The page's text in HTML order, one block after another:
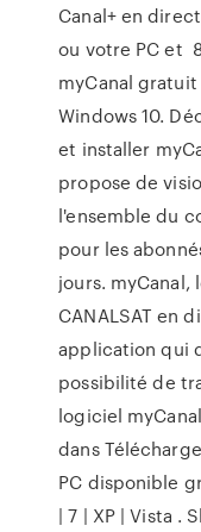
Canal+ en
ou votre PC et
myCanal gratuit
Windows 10.
et installer
propose de
l'ensemble du
pour les
jours. myCanal,
CANALSAT en
application qui
possibilité de
logiciel
dans
PC disponible
| 7 | XP | Vista .